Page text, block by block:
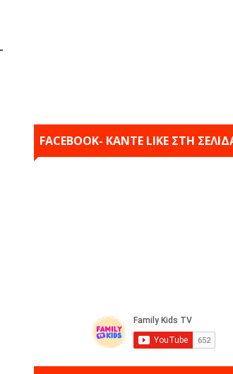
FACEBOOK- KANTE LIKE ΣΤΗ